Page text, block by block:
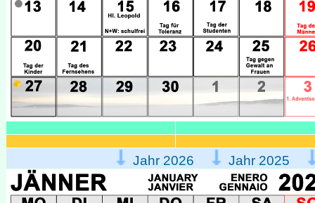
Jahr 2026 Jahr 2025